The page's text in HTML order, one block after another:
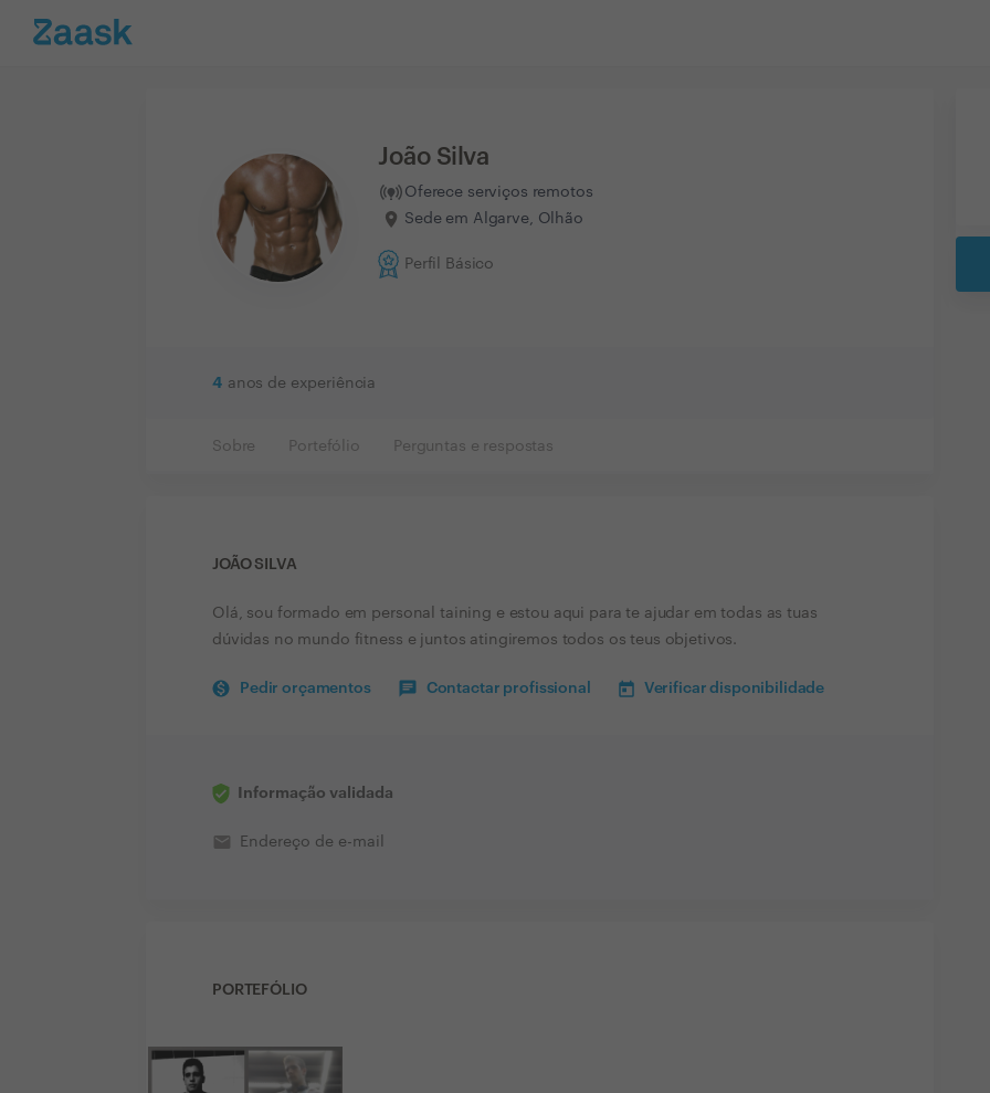
João Silva
Oferece serviços remotos
Sede em Algarve, Olhão
Perfil Básico
4 anos de experiência
Sobre Portefólio Perguntas e respostas
JOÃO SILVA
Olá, sou formado em personal taining e estou aqui para te ajudar em todas as tuas
dúvidas no mundo fitness e juntos atingiremos todos os teus objetivos.
Pedir orçamentos Contactar profissional Verificar disponibilidade
Informação validada
email Endereço de e-mail
PORTEFÓLIO